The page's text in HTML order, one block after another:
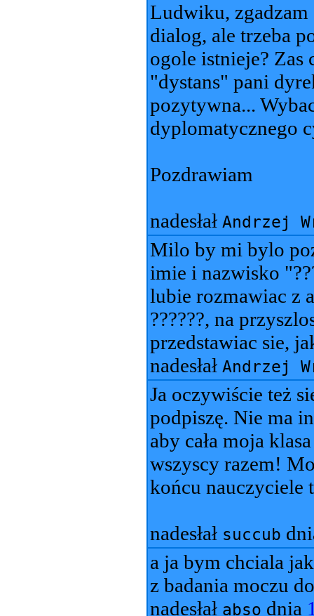
Ludwiku, zgadzam
dialog, ale trzeba
ogole istnieje? Zas
"dystans" pani
pozytywna...
dyplomatycznego
Pozdrawiam
nadesłał Andrzej
Milo by mi bylo
imie i nazwisko
lubie rozmawiac z
??????, na
przedstawiac sie,
nadesłał Andrzej
Ja oczywiście też
podpiszę. Nie ma
aby cała moja
wszyscy razem!
końcu nauczyciele
nadesłał succub
a ja bym chciala
z badania moczu
nadesłał abso dnia